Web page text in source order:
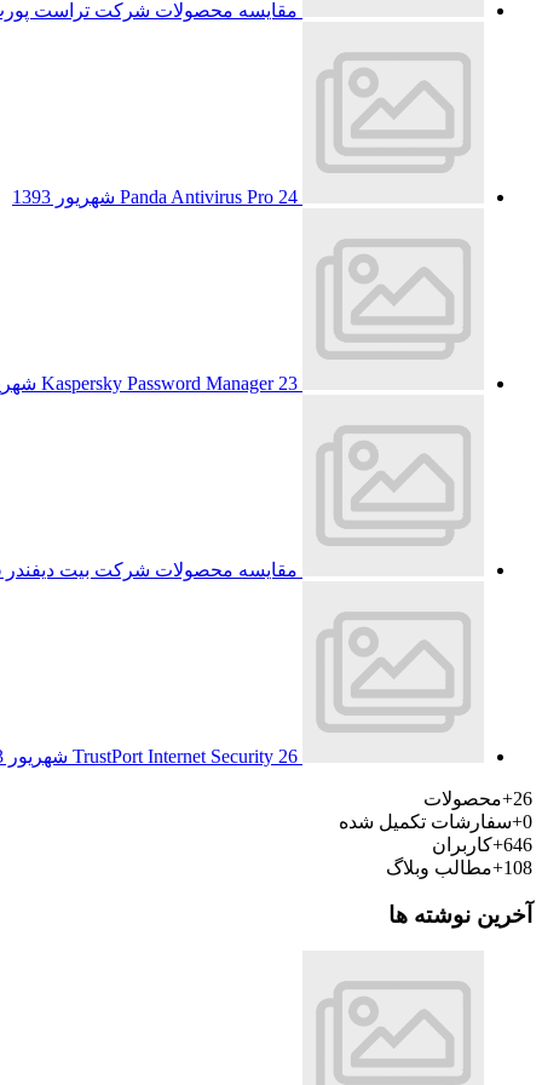
مقایسه محصولات شرکت تراست
Panda Antivirus Pro 24 شهریور 1393
Kaspersky Password Manager 23 شهریور 1393
مقایسه محصولات شرکت بیت دیفندر 6
TrustPort Internet Security 26 شهریور 1393
26+
محصولات
0+ سفارشات تکمیل شده
646+ کاربران
108+
مطالب وبلاگ
آخرین نوشته ها